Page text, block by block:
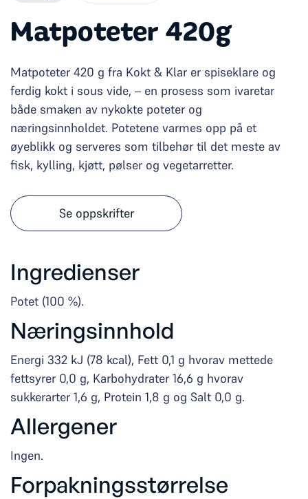
Matpoteter 420g
Matpoteter 420 g fra Kokt & Klar er spiseklare og
ferdig kokt i sous vide, – en prosess som ivaretar
både smaken av nykokte poteter og
næringsinnholdet. Potetene varmes opp på et
øyeblikk og serveres som tilbehør til det meste av
fisk, kylling, kjøtt, pølser og vegetarretter.
Se oppskrifter
Ingredienser
Potet (100 %).
Næringsinnhold
Energi 332 kJ (78 kcal), Fett 0,1 g hvorav mettede
fettsyrer 0,0 g, Karbohydrater 16,6 g hvorav
sukkerarter 1,6 g, Protein 1,8 g og Salt 0,0 g.
Allergener
Ingen.
Forpakningsstørrelse